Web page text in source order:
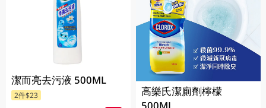
潔而亮去污液 500ML
2件$23
高樂氏潔廁劑檸檬